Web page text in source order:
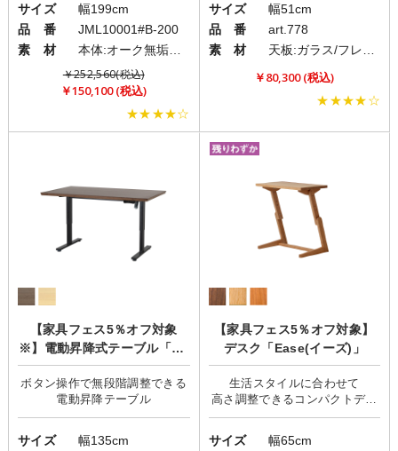
サイズ
幅199cm
品 番
JML10001#B-200
素 材
本体:オーク無垢材・積層合板・プリント紙化粧繊維板/クッション:ファブリック(布)
￥252,560(税込)
￥150,100 (税込)
★★★★☆
サイズ
幅51cm
品 番
art.778
素 材
￥80,300 (税込)
★★★★☆
【家具フェス5％オフ対象
※】電動昇降式テーブル「BE
RND(ベルント)」
ボタン操作で無段階調整できる
サイズ
幅135cm
【家具フェス5％オフ対象】
デスク「Ease(イーズ)」
生活スタイルに合わせて
高さ調整できるコンパクトデス
ク
サイズ
幅65cm